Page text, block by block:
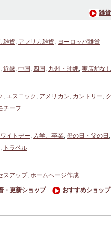
雑
雑貨, アフリカ雑貨, ヨーロッパ雑貨
, 近畿, 中国 , 四国 , 九州・沖縄, 実店舗なし
, エスニック , アメリカン, カントリー,
チーフ
イトデー, 入学、卒業, 母の日・父の日 ,
, トラベル
スアップ, ホームページ作成
・更新ショップ おすすめショップ